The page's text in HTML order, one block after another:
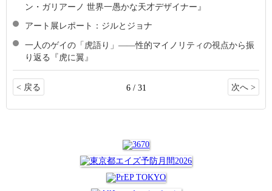
ン・ガリアーノ 世界一愚かな天才デザイナー』
アート展レポート：ジルとジョナ
一人のゲイの「虎語り」――性的マイノリティの視点から振
り返る『虎に翼』
< 戻る 6 / 31 次へ >